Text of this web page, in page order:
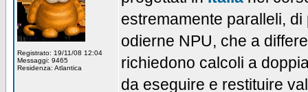
Registrato: 19/11/08 12:04
Messaggi: 9465
Residenza: Atlantica
estremamente paralleli,
odierne NPU, che a
richiedono calcoli a
da eseguire e restituire